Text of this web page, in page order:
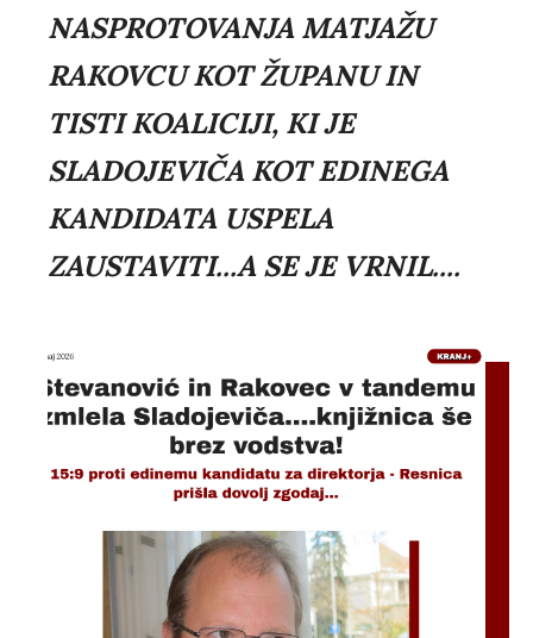
NASPROTOVANJA MATJAŽU
RAKOVCU KOT ŽUPANU IN
TISTI KOALICIJI, KI JE
SLADOJEVIČA KOT EDINEGA
KANDIDATA USPELA
ZAUSTAVITI...A SE JE VRNIL....